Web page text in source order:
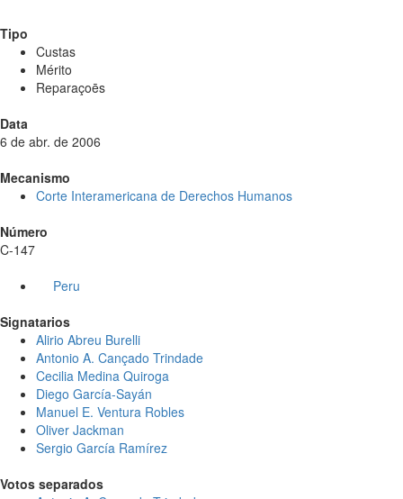
Tipo
Custas
Mérito
Reparaçoēs
Data
6 de abr. de 2006
Mecanismo
Corte Interamericana de Derechos Humanos
Número
C-147
Peru
Signatarios
Alirio Abreu Burelli
Antonio A. Cançado Trindade
Cecilia Medina Quiroga
Diego García-Sayán
Manuel E. Ventura Robles
Oliver Jackman
Sergio García Ramírez
Votos separados